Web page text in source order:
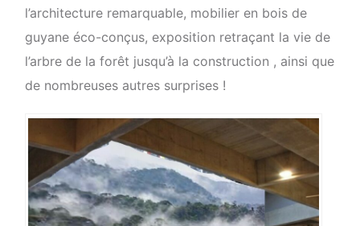
l’architecture remarquable, mobilier en bois de
guyane éco-conçus, exposition retraçant la vie de
l’arbre de la forêt jusqu’à la construction , ainsi que
de nombreuses autres surprises !